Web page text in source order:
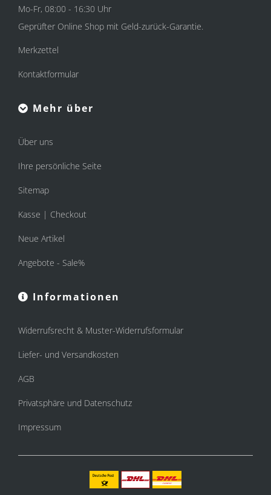
Mo-Fr, 08:00 - 16:30 Uhr
Geprüfter Online Shop mit Geld-zurück-Garantie.
Merkzettel
Kontaktformular
Mehr über
Über uns
Ihre persönliche Seite
Sitemap
Kasse | Checkout
Neue Artikel
Angebote - Sale%
Informationen
Widerrufsrecht & Muster-Widerrufsformular
Liefer- und Versandkosten
AGB
Privatsphäre und Datenschutz
Impressum